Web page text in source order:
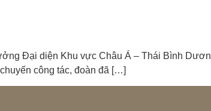
Đại diện Khu vực Châu Á – Thái Bình
công tác, đoàn đã […]